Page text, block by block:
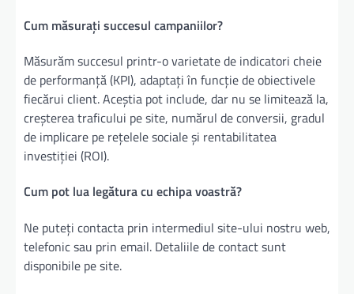
Cum măsurați succesul campaniilor?
Măsurăm succesul printr-o varietate de indicatori cheie
de performanță (KPI), adaptați în funcție de obiectivele
fiecărui client. Aceștia pot include, dar nu se limitează la,
creșterea traficului pe site, numărul de conversii, gradul
de implicare pe rețelele sociale și rentabilitatea
investiției (ROI).
Cum pot lua legătura cu echipa voastră?
Ne puteți contacta prin intermediul site-ului nostru web,
telefonic sau prin email. Detaliile de contact sunt
disponibile pe site.